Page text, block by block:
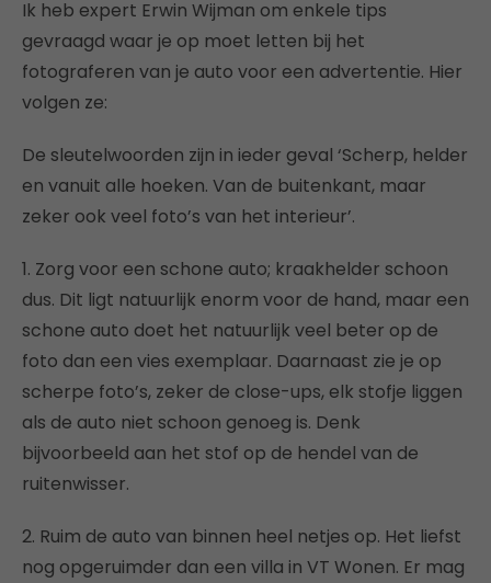
Ik heb expert Erwin Wijman om enkele tips
gevraagd waar je op moet letten bij het
fotograferen van je auto voor een advertentie. Hier
volgen ze:
De sleutelwoorden zijn in ieder geval ‘Scherp, helder
en vanuit alle hoeken. Van de buitenkant, maar
zeker ook veel foto’s van het interieur’.
1. Zorg voor een schone auto; kraakhelder schoon
dus. Dit ligt natuurlijk enorm voor de hand, maar een
schone auto doet het natuurlijk veel beter op de
foto dan een vies exemplaar. Daarnaast zie je op
scherpe foto’s, zeker de close-ups, elk stofje liggen
als de auto niet schoon genoeg is. Denk
bijvoorbeeld aan het stof op de hendel van de
ruitenwisser.
2. Ruim de auto van binnen heel netjes op. Het liefst
nog opgeruimder dan een villa in VT Wonen. Er mag